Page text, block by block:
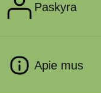
Paskyra
Apie mus